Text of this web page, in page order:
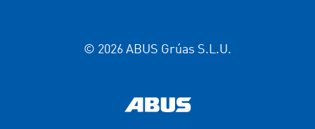
© 2026 ABUS Grúas S.L.U.